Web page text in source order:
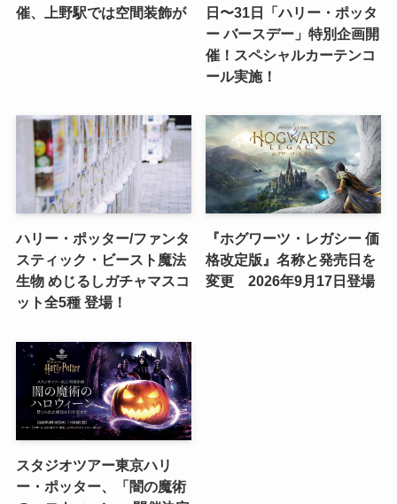
催、上野駅では空間装飾が
日〜31日「ハリー・ポッタ
ー バースデー」特別企画開
催！スペシャルカーテンコ
ール実施！
ハリー・ポッター/ファンタ
スティック・ビースト魔法
生物 めじるしガチャマスコ
ット全5種 登場！
『ホグワーツ・レガシー 価
格改定版』名称と発売日を
変更 2026年9月17日登場
スタジオツアー東京ハリ
ー・ポッター、「闇の魔術